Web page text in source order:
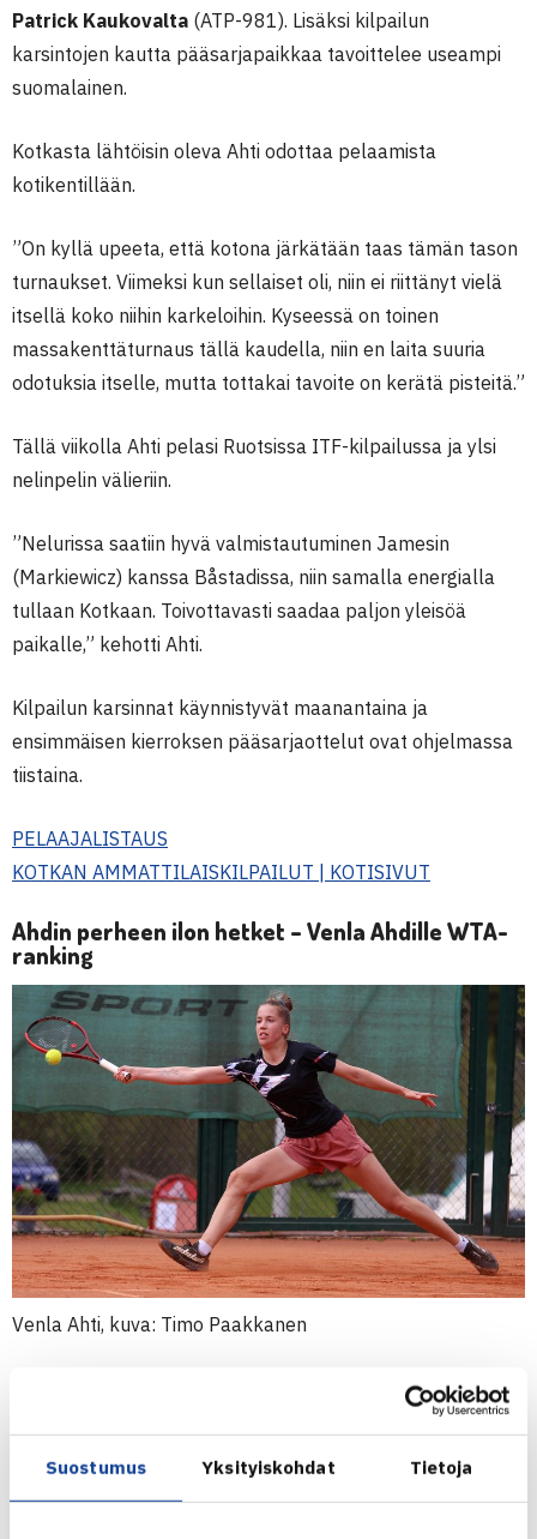
Suostumus Yksityiskohdat Tietoja
Patrick Kaukovalta (ATP-981). Lisäksi kilpailun
karsintojen kautta pääsarjapaikkaa tavoittelee useampi
suomalainen.
Kotkasta lähtöisin oleva Ahti odottaa pelaamista
kotikentillään.
”On kyllä upeeta, että kotona järkätään taas tämän tason
turnaukset. Viimeksi kun sellaiset oli, niin ei riittänyt vielä
itsellä koko niihin karkeloihin. Kyseessä on toinen
massakenttäturnaus tällä kaudella, niin en laita suuria
odotuksia itselle, mutta tottakai tavoite on kerätä pisteitä.”
Tällä viikolla Ahti pelasi Ruotsissa ITF-kilpailussa ja ylsi
nelinpelin välieriin.
”Nelurissa saatiin hyvä valmistautuminen Jamesin
(Markiewicz) kanssa Båstadissa, niin samalla energialla
tullaan Kotkaan. Toivottavasti saadaa paljon yleisöä
paikalle,” kehotti Ahti.
Kilpailun karsinnat käynnistyvät maanantaina ja
ensimmäisen kierroksen pääsarjaottelut ovat ohjelmassa
tiistaina.
PELAAJALISTAUS
KOTKAN AMMATTILAISKILPAILUT | KOTISIVUT
Ahdin perheen ilon hetket – Venla Ahdille WTA-
ranking
Venla Ahti, kuva: Timo Paakkanen
Kotkan massakentät toivat iloa Ahdin perheeseen jo
kuluvalla viikolla, kun kaupungissa pelattiin naisten